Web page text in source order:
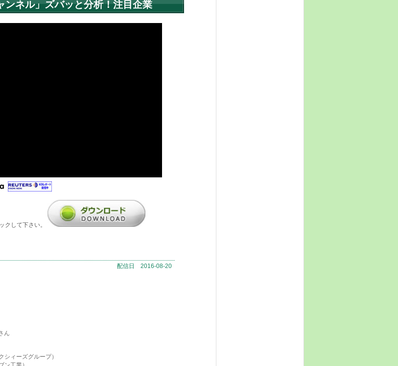
ンネル」ズバッと分析！注目企業
クして下さい。
配信日 2016-08-20
ん
ィーズグループ）